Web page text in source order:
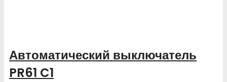
Автоматический выключатель
PR61 C1